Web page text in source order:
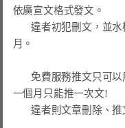
依廣宣文格式發文。
       違者初犯刪文，並水桶一周，累犯原文劣退並水桶一個
月。
一個月只能推一次文!
       違者則文章刪除、推文刪除，水桶兩周。